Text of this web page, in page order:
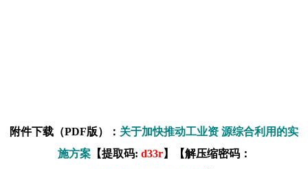
附件下载（PDF版）： 关于加快推动工业资 源综合利用的实
施方案【提取码: d33r】【解压缩密码：